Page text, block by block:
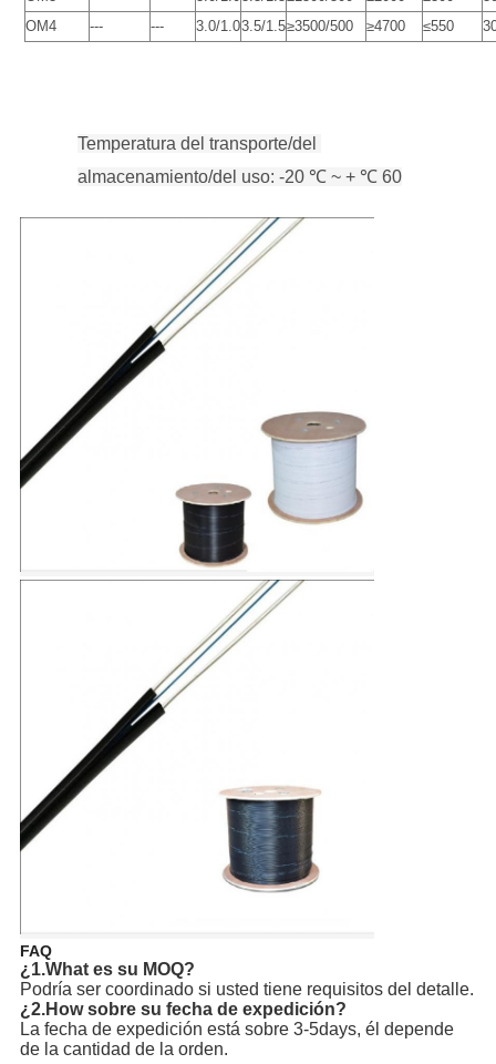
OM4
--- --- 3.0/1.03.5/1.5≥3500/500 ≥4700 ≤550
Temperatura del transporte/del
almacenamiento/del uso: -20 ℃ ~ + ℃ 60
FAQ
¿1.What es su MOQ?
Podría ser coordinado si usted tiene requisitos del detalle.
¿2.How sobre su fecha de expedición?
La fecha de expedición está sobre 3-5days, él depende
de la cantidad de la orden.